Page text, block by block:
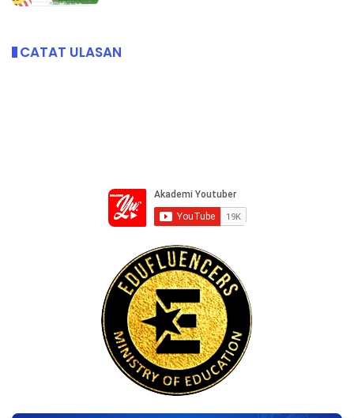
CATAT ULASAN